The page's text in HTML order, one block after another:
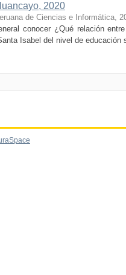
2020
de Ciencias e Informática,
conocer ¿Qué relación
Isabel del nivel de educación